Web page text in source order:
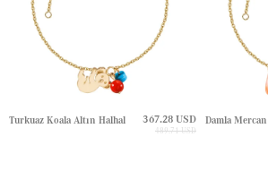
Turkuaz Koala Altın Halhal 367.28 USD
489.71 USD